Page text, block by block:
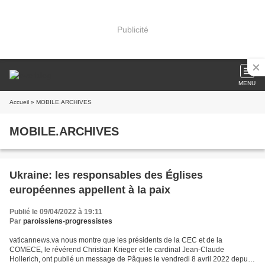
Publicité
MENU
Accueil » MOBILE.ARCHIVES
MOBILE.ARCHIVES
Ukraine: les responsables des Églises
européennes appellent à la paix
Publié le 09/04/2022 à 19:11
Par paroissiens-progressistes
vaticannews.va nous montre que les présidents de la CEC et de la
COMECE, le révérend Christian Krieger et le cardinal Jean-Claude
Hollerich, ont publié un message de Pâques le vendredi 8 avril 2022 depuis